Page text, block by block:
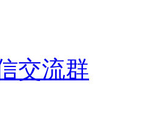
交流群